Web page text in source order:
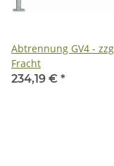
Abtrennung GV4 -
Fracht
234,19 € *